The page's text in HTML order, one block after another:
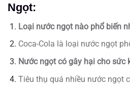
Ngọt:
Loại nước ngọt nào phổ biến
Coca-Cola là loại nước ngọt
Nước ngọt có gây hại cho sức
Tiêu thụ quá nhiều nước ngọt